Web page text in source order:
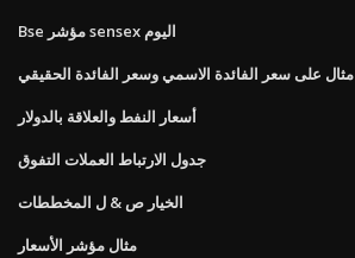
Bse مؤشر sensex اليوم
مثال على سعر الفائدة الاسمي وسعر الفائدة الحقيقي
أسعار النفط والعلاقة بالدولار
جدول الارتباط العملات التفوق
الخيار ص & ل المخططات
مثال مؤشر الأسعار